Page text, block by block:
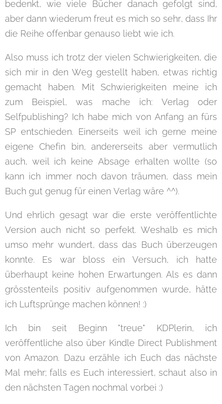
bedenkt, wie viele Bücher danach gefolgt sind,
aber dann wiederum freut es mich so sehr, dass Ihr
die Reihe offenbar genauso liebt wie ich.
Also muss ich trotz der vielen Schwierigkeiten, die
sich mir in den Weg gestellt haben, etwas richtig
gemacht haben. Mit Schwierigkeiten meine ich
zum Beispiel, was mache ich: Verlag oder
Selfpublishing? Ich habe mich von Anfang an fürs
SP entschieden. Einerseits weil ich gerne meine
eigene Chefin bin, andererseits aber vermutlich
auch, weil ich keine Absage erhalten wollte (so
kann ich immer noch davon träumen, dass mein
Buch gut genug für einen Verlag wäre ^^).
Und ehrlich gesagt war die erste veröffentlichte
Version auch nicht so perfekt. Weshalb es mich
umso mehr wundert, dass das Buch überzeugen
konnte. Es war bloss ein Versuch, ich hatte
überhaupt keine hohen Erwartungen. Als es dann
grösstenteils positiv aufgenommen wurde, hätte
ich Luftsprünge machen können! :)
Ich bin seit Beginn "treue" KDPlerin, ich
veröffentliche also über Kindle Direct Publishment
von Amazon. Dazu erzähle ich Euch das nächste
Mal mehr; falls es Euch interessiert, schaut also in
den nächsten Tagen nochmal vorbei :)